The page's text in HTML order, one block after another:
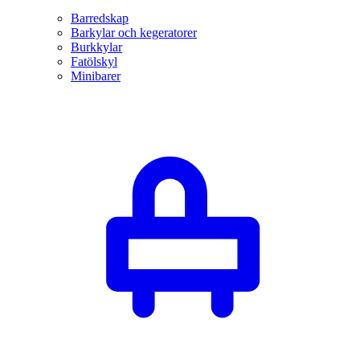
Barredskap
Barkylar och kegeratorer
Burkkylar
Fatölskyl
Minibarer